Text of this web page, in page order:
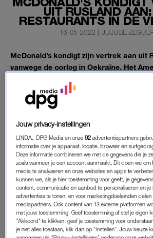
UIT RUSLAND
RESTAURANTS IN DE
16-05-2022 | JUJUBE
McDonald’s kondigt zijn vertrek aan uit
vanwege de oorlog in Oekraïne. Het
staken.
De fastfoodketen had zijn 850 vestigingen in
tot nader order gesloten.
MCDONALD’S
De stap om volledig te vertrekken uit
symbolische waarde. McDonald’s opende
jaar geleden in de nadagen van de Sovjet-
de deuren in het land. Toen stonden er lange
die op dat moment voor het eerst de kans
en friet van het westerse bedrijf uit te
Jouw privacy-instellingen
LINDA., DPG Media en onze92 advertentiepartners
informatie over je apparaat, locatie, browser en
Deze informatie combineren we met de gegevens die je
zoals wanneer je een account aanmaakt. Dit doen we om
media te analyseren en onze websites en apps te
kunnen we, als je hier toestemming voor geeft, je
content, communicatie en aanbod te personaliseren en je
advertenties te tonen, en voor marketingdoeleinden delen
mediapartners. Ook content van 13 externe platformen
met jouw toestemming. Geef toestemming of stel je eigen
"Akkoord" te klikken, geef je toestemming voor
je niet alles toestaan, klik dan op “Instellen”. Jouw keuze